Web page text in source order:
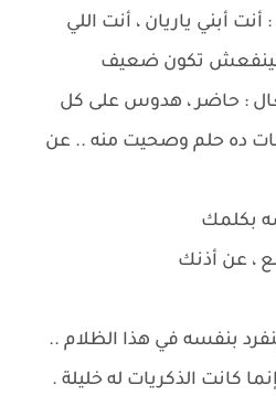
أبني ياريان ، أنت اللي
تكون ضعيف
: حاضر ، هدوس على كل
فات ده حلم وصحيت منه .. عن
بكلمك
، عن أذنك
بنفسه في هذا الظلام ..
كانت الذكريات له خليلة .